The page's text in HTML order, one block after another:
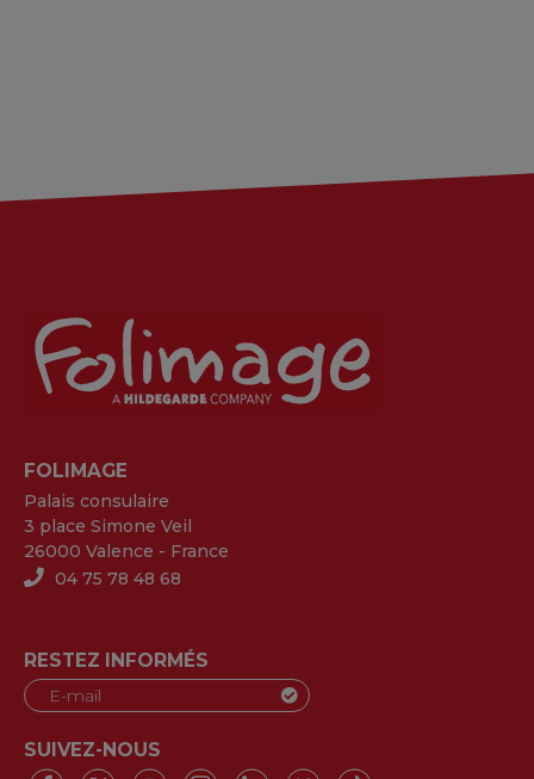
FOLIMAGE
Palais consulaire
3 place Simone Veil
26000 Valence - France
04 75 78 48 68
RESTEZ INFORMÉS
SUIVEZ-NOUS